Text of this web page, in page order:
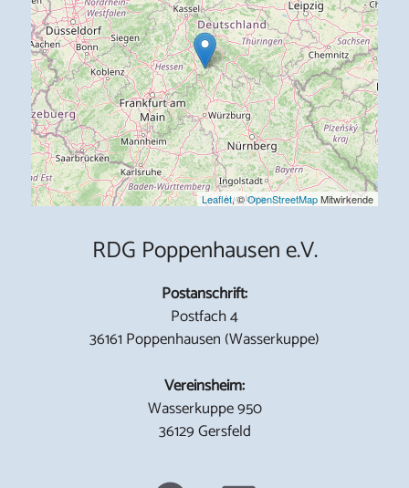
Leaflet, ©OpenStreetMapMitwirkende
RDG Poppenhausen e.V.
Postanschrift:
Postfach 4
36161 Poppenhausen (Wasserkuppe)
Vereinsheim:
Wasserkuppe 950
36129 Gersfeld